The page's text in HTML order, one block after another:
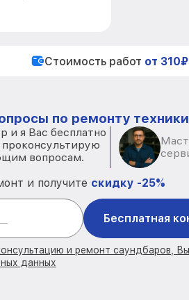
Стоимость работ от 310₽
по ремонту
и я Вас бесплатно
проконсультирую
вопросам.
и получите скидку -25%
Бесплатная
и ремонт саундбаров,
данных